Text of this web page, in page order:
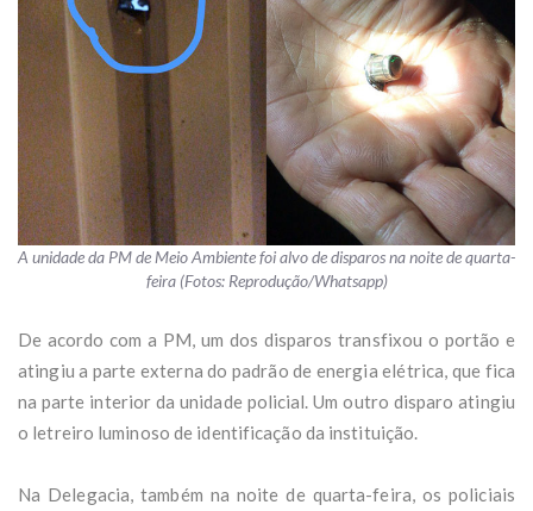
A unidade da PM de Meio Ambiente foi alvo de disparos na noite de quarta-
feira (Fotos: Reprodução/Whatsapp)
De acordo com a PM, um dos disparos transfixou o portão e
atingiu a parte externa do padrão de energia elétrica, que fica
na parte interior da unidade policial. Um outro disparo atingiu
o letreiro luminoso de identificação da instituição.
Na Delegacia, também na noite de quarta-feira, os policiais